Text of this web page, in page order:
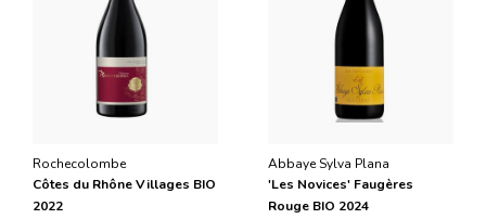
Rochecolombe
Côtes du Rhône Villages BIO
2022
Abbaye Sylva Plana
'Les Novices' Faugères
Rouge BIO 2024